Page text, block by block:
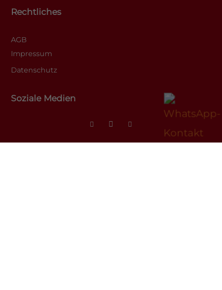
Rechtliches
AGB
Impressum
Datenschutz
Soziale Medien